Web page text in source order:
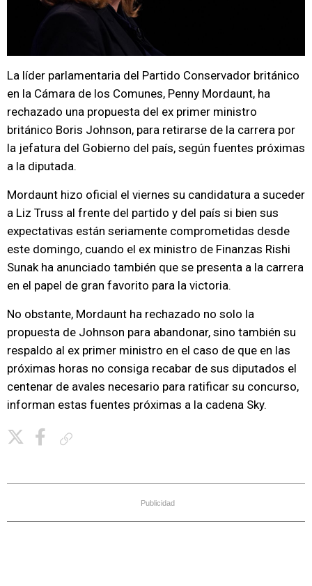
La líder parlamentaria del Partido Conservador británico
en la Cámara de los Comunes, Penny Mordaunt, ha
rechazado una propuesta del ex primer ministro
británico Boris Johnson, para retirarse de la carrera por
la jefatura del Gobierno del país, según fuentes próximas
a la diputada.
Mordaunt hizo oficial el viernes su candidatura a suceder
a Liz Truss al frente del partido y del país si bien sus
expectativas están seriamente comprometidas desde
este domingo, cuando el ex ministro de Finanzas Rishi
Sunak ha anunciado también que se presenta a la carrera
en el papel de gran favorito para la victoria.
No obstante, Mordaunt ha rechazado no solo la
propuesta de Johnson para abandonar, sino también su
respaldo al ex primer ministro en el caso de que en las
próximas horas no consiga recabar de sus diputados el
centenar de avales necesario para ratificar su concurso,
informan estas fuentes próximas a la cadena Sky.
Publicidad